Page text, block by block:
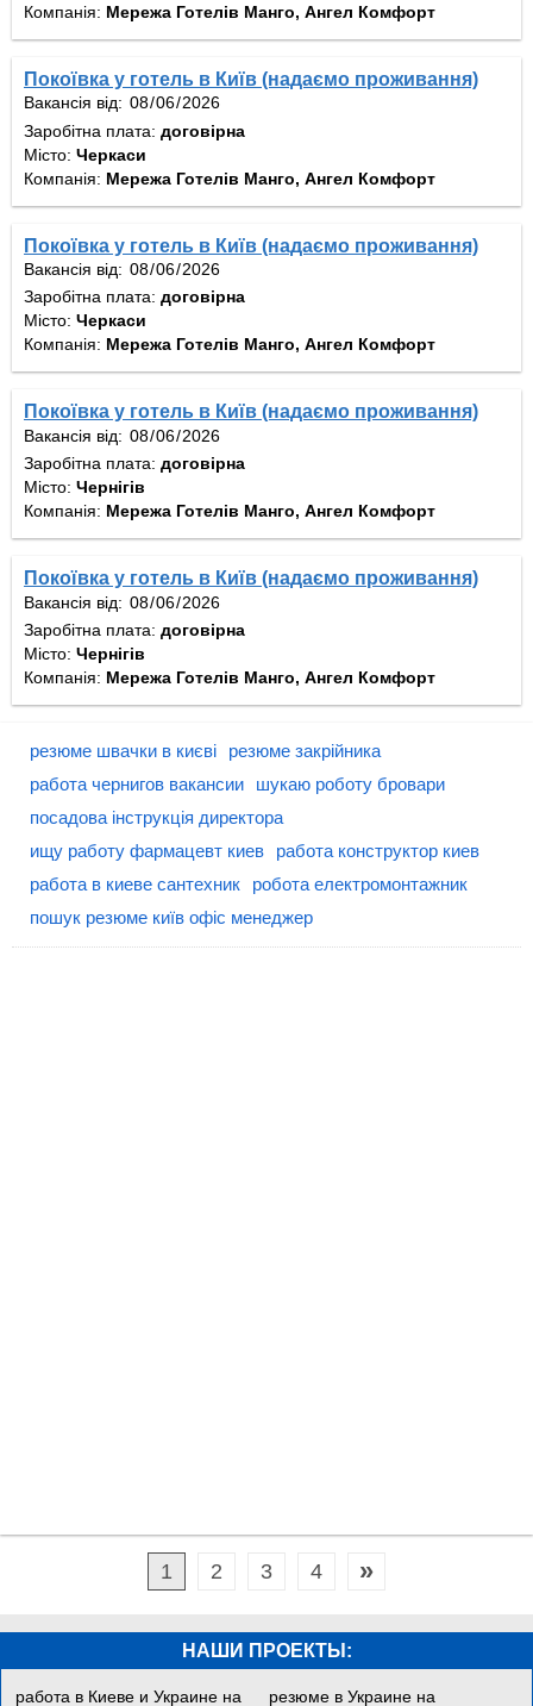
Компанія: Мережа Готелів Манго, Ангел Комфорт
Покоївка у готель в Київ (надаємо проживання)
Вакансія від:
Заробітна плата: договірна
Місто: Черкаси
Компанія: Мережа Готелів Манго, Ангел Комфорт
Покоївка у готель в Київ (надаємо проживання)
Вакансія від:
Заробітна плата: договірна
Місто: Черкаси
Компанія: Мережа Готелів Манго, Ангел Комфорт
Покоївка у готель в Київ (надаємо проживання)
Вакансія від:
Заробітна плата: договірна
Місто: Чернігів
Компанія: Мережа Готелів Манго, Ангел Комфорт
Покоївка у готель в Київ (надаємо проживання)
Вакансія від:
Заробітна плата: договірна
Місто: Чернігів
Компанія: Мережа Готелів Манго, Ангел Комфорт
резюме швачки в києві
резюме закрійника
работа чернигов вакансии
шукаю роботу бровари
посадова інструкція директора
ищу работу фармацевт киев
работа конструктор киев
работа в киеве сантехник
робота електромонтажник
пошук резюме київ офіс менеджер
1 2 3 4 »
НАШИ ПРОЕКТЫ:
работа в Киеве и Украине на
резюме в Украине на